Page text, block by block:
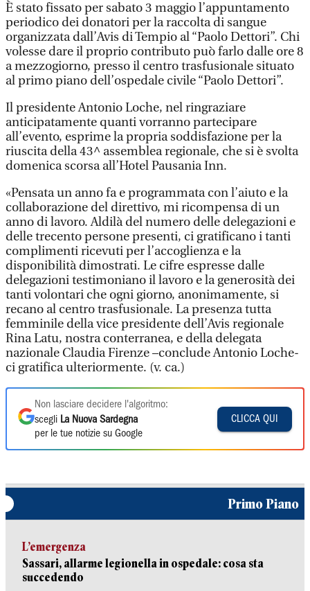
È stato fissato per sabato 3 maggio l’appuntamento
periodico dei donatori per la raccolta di sangue
organizzata dall’Avis di Tempio al “Paolo Dettori”. Chi
volesse dare il proprio contributo può farlo dalle ore 8
a mezzogiorno, presso il centro trasfusionale situato
al primo piano dell’ospedale civile “Paolo Dettori”.
Il presidente Antonio Loche, nel ringraziare
anticipatamente quanti vorranno partecipare
all’evento, esprime la propria soddisfazione per la
riuscita della 43^ assemblea regionale, che si è svolta
domenica scorsa all’Hotel Pausania Inn.
«Pensata un anno fa e programmata con l’aiuto e la
collaborazione del direttivo, mi ricompensa di un
anno di lavoro. Aldilà del numero delle delegazioni e
delle trecento persone presenti, ci gratificano i tanti
complimenti ricevuti per l’accoglienza e la
disponibilità dimostrati. Le cifre espresse dalle
delegazioni testimoniano il lavoro e la generosità dei
tanti volontari che ogni giorno, anonimamente, si
recano al centro trasfusionale. La presenza tutta
femminile della vice presidente dell’Avis regionale
Rina Latu, nostra conterranea, e della delegata
nazionale Claudia Firenze –conclude Antonio Loche-
ci gratifica ulteriormente. (v. ca.)
Non lasciare decidere l'algoritmo:
scegli La Nuova Sardegna
per le tue notizie su Google
CLICCA QUI
Primo Piano
L’emergenza
Sassari, allarme legionella in ospedale: cosa sta
succedendo